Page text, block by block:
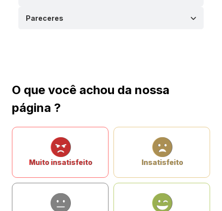
Pareceres
O que você achou da nossa
página ?
Muito insatisfeito Insatisfeito